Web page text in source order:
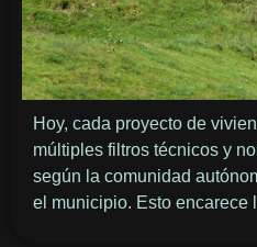
Hoy, cada proyecto de
múltiples filtros técnicos y
según la comunidad
el municipio. Esto encarece